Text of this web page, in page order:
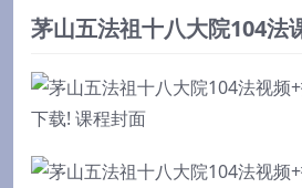
茅山五法祖十八大院104法